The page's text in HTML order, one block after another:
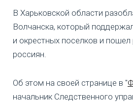
В Харьковской области
Волчанска, который
и окрестных поселков и пошел
россиян.
Об этом на своей странице в "
начальник Следственного